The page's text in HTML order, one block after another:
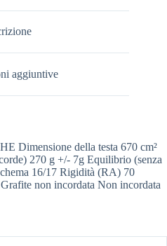
aggiuntive
Dimensione della testa 670 cm²
270 g +/- 7g Equilibrio (senza
16/17 Rigidità (RA) 70
non incordata Non incordata